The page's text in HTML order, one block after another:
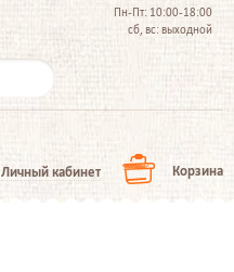
Пн-Пт: 10:00-18:00
сб, вс: выходной
Личный кабинет Корзина